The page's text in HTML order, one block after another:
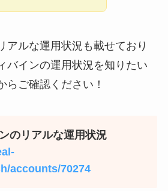
アルな運用状況も載せており
バインの運用状況を知りたい
らご確認ください！
のリアルな運用状況
accounts/70274